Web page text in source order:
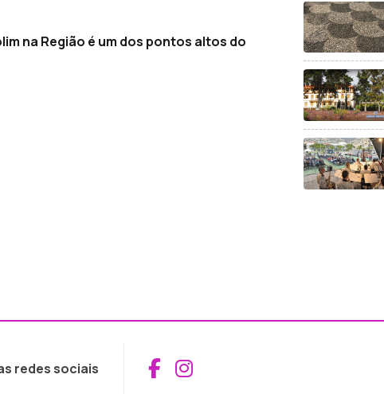
na Região é um dos pontos altos do
redes sociais Aceder ao Facebook
Aceder ao